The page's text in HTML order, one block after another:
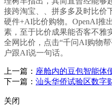
接跨淘宝、、拼多多及时比价
硬件+AI比价购物。OpenAI推
素，至于比价成果能否客不雅
全网比价，点击“千问AI购物
户跟AI说一句话。
上一篇： 座舱内的豆包智能体
下一篇： 汕头华侨试验区数字
关闭